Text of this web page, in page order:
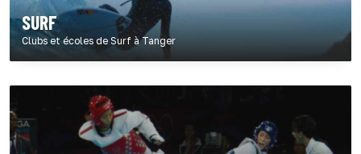
SURF
Clubs et écoles de Surf à Tanger